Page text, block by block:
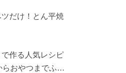
だけ！とん平焼
作る人気レシピ
おやつまでふん